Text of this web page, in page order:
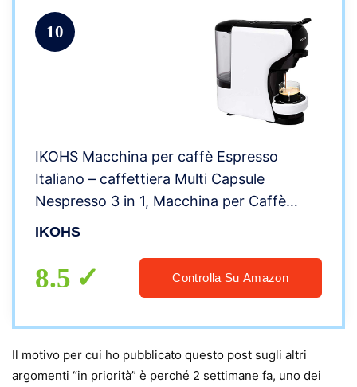
10
IKOHS Macchina per caffè Espresso
Italiano – caffettiera Multi Capsule
Nespresso 3 in 1, Macchina per Caffè
Espresso, 0,7 litri, 19 bar, 1450 W (Bianco)
IKOHS
8.5 Controlla Su Amazon
Il motivo per cui ho pubblicato questo post sugli altri
argomenti “in priorità” è perché 2 settimane fa, uno dei